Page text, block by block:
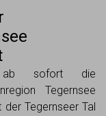
ab sofort die
Tegernsee
Tegernseer Tal